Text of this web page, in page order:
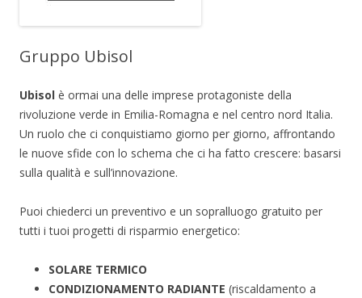
Gruppo Ubisol
Ubisol è ormai una delle imprese protagoniste della
rivoluzione verde in Emilia-Romagna e nel centro nord Italia.
Un ruolo che ci conquistiamo giorno per giorno, affrontando
le nuove sfide con lo schema che ci ha fatto crescere: basarsi
sulla qualità e sull’innovazione.
Puoi chiederci un preventivo e un sopralluogo gratuito per
tutti i tuoi progetti di risparmio energetico:
SOLARE TERMICO
CONDIZIONAMENTO RADIANTE (riscaldamento a